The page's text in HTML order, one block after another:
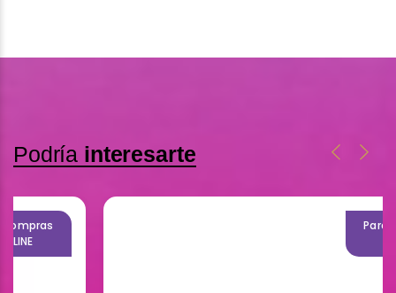
Podría interesarte